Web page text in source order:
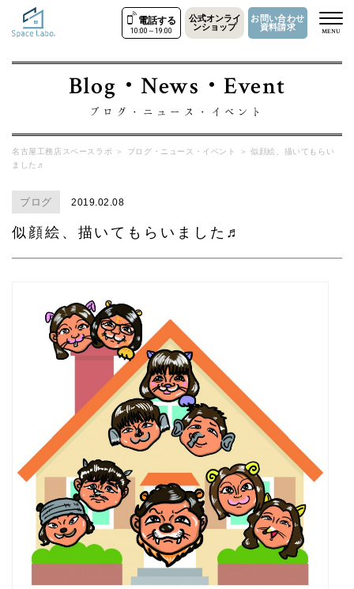
電話する
10:00～19:00
公式オンライ
ンショップ
お問い合わせ
資料請求
MENU
Blog・News・Event
ブログ・ニュース・イベント
名古屋工務店スペースラボ ＞ ブログ・ニュース・イベント ＞
似顔絵、描いてもらい
ました♬
ブログ 2019.02.08
似顔絵、描いてもらいました♬